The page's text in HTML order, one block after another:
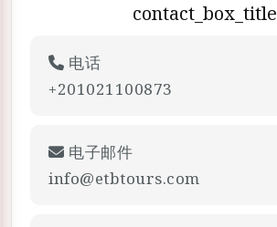
contact_box_title
电话
+201021100873
电子邮件
info@etbtours.com